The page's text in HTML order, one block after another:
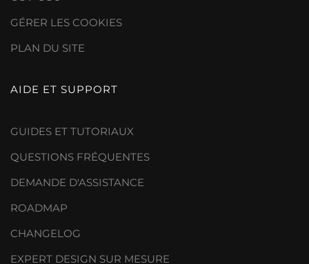
GÉRER LES COOKIES
PLAN DU SITE
AIDE ET SUPPORT
GUIDES ET TUTORIAUX
QUESTIONS FRÉQUENTES
DEMANDE D'ASSISTANCE
ROADMAP
CHANGELOG
EXPERT DESIGN SUR MESURE